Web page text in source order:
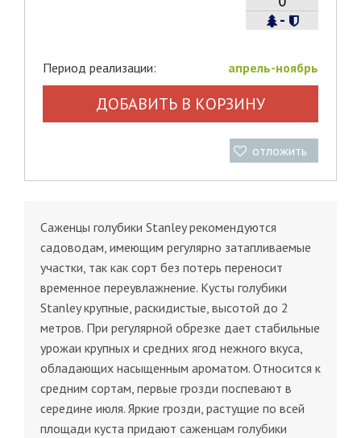
-
Период реализации: апрель-ноябрь
ДОБАВИТЬ В КОРЗИНУ
отложить
Саженцы голубики Stanley рекомендуются
садоводам, имеющим регулярно затапливаемые
участки, так как сорт без потерь переносит
временное переувлажнение. Кусты голубики
Stanley крупные, раскидистые, высотой до 2
метров. При регулярной обрезке дает стабильные
урожаи крупных и средних ягод нежного вкуса,
обладающих насыщенным ароматом. Относится к
средним сортам, первые грозди поспевают в
середине июля. Яркие грозди, растущие по всей
площади куста придают саженцам голубики